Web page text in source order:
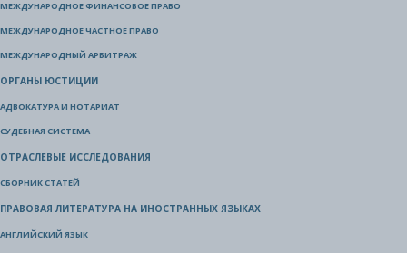
МЕЖДУНАРОДНОЕ ФИНАНСОВОЕ ПРАВО
МЕЖДУНАРОДНОЕ ЧАСТНОЕ ПРАВО
МЕЖДУНАРОДНЫЙ АРБИТРАЖ
ОРГАНЫ ЮСТИЦИИ
АДВОКАТУРА И НОТАРИАТ
СУДЕБНАЯ СИСТЕМА
ОТРАСЛЕВЫЕ ИССЛЕДОВАНИЯ
СБОРНИК СТАТЕЙ
ПРАВОВАЯ ЛИТЕРАТУРА НА ИНОСТРАННЫХ ЯЗЫКАХ
АНГЛИЙСКИЙ ЯЗЫК